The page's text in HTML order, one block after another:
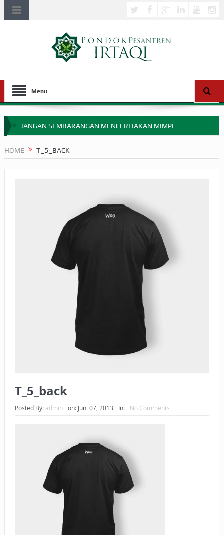
Menu
JANGAN SEMBARANGAN MENCERITAKAN MIMPI
HAKIKAT NIKMAT DI DUNIA!
BAGAIMANA CARA MEMBAYAR ZAKAT UANG?
UANG HARAM BISA MENJADI HALAL JIKA SEBAB
ISTIDLAL BATIL VS ISTIDLAL SYAR’I
BAHASA CINTA KARENA ALLAH
HUKUM MEMBAYAR ZAKAT DENGAN CARA MENGANGSUR
HUKUM MEMBAYAR ZAKAT KEPADA KERABAT SENDIRI
HOME T_5_BACK
T_5_back
Posted By: admin on: Juni 07, 2013 In: No Comments